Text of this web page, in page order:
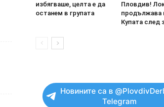
избягваше, целта е да
останем в групата
Пловдив!
продължава
Купата след
Новините са в
Telegram